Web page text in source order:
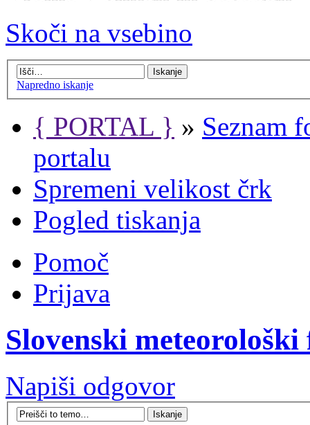
Skoči na vsebino
Napredno iskanje
{ PORTAL } » Seznam
portalu
Spremeni velikost črk
Pogled tiskanja
Pomoč
Prijava
Slovenski
Napiši odgovor